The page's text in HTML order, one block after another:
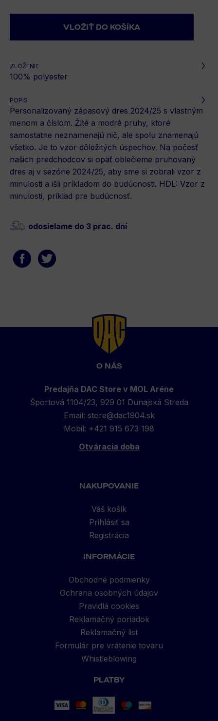
ZLOŽENIE
100% polyester
POPIS
Personalizovaný zápasový dres 2024/25 s vlastným
menom a číslom. Žlté a modré pruhy, ktoré
samostatne neznamenajú nič, ale spolu znamenajú
všetko. Je to vzor dôležitých úspechov. Na počesť
našich predchodcov si opäť oblečieme pruhovaný
dres aj v sezóne 2024/25, aby sme si zobrali vzor z
minulosti a išli príkladom do budúcnosti. HDL: Vzor z
minulosti, príklad pre budúcnosť.
odosielame do 3 prac. dní
O NÁS
Predajňa DAC Store v MOL Aréne
Športová 1104/23, 929 01 Dunajská Streda
Email: store@dac1904.sk
Mobil: +421 915 673 198
Otváracia doba
NAKUPOVANIE
Váš košík
Prihlásiť sa
Registrácia
INFORMÁCIE
Obchodné podmienky
Ochrana osobných údajov
Pravidlá cookies
Reklamačný poriadok
Reklamačný list
Formulár pre vrátenie tovaru
Whistleblowing
PLATBY